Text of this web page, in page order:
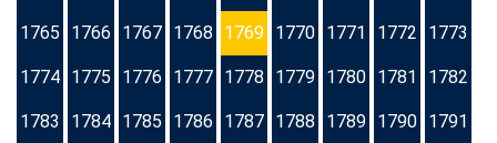
1765 1766 1767 1768 1769 1770 1771 1772 1773
1774 1775 1776 1777 1778 1779 1780 1781 1782
1783 1784 1785 1786 1787 1788 1789 1790 1791